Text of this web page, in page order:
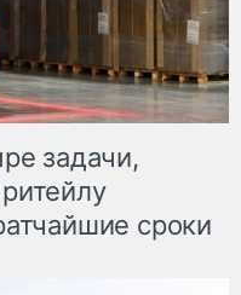
задачи,
сроки